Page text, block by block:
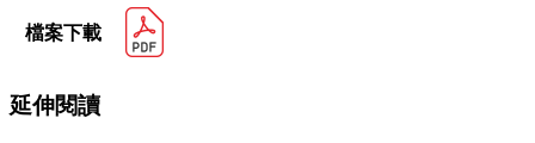
檔案下載
延伸閱讀